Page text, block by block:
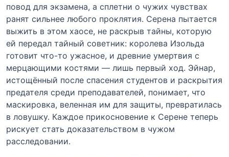
повод для экзамена, а сплетни о чужих чувствах
ранят сильнее любого проклятия. Серена пытается
выжить в этом хаосе, не раскрыв тайны, которую
ей передал тайный советник: королева Изольда
готовит что-то ужасное, и древние умертвия с
мерцающими костями — лишь первый ход. Эйнар,
истощённый после спасения студентов и раскрытия
предателя среди преподавателей, понимает, что
маскировка, веленная им для защиты, превратилась
в ловушку. Каждое прикосновение к Серене теперь
рискует стать доказательством в чужом
расследовании.